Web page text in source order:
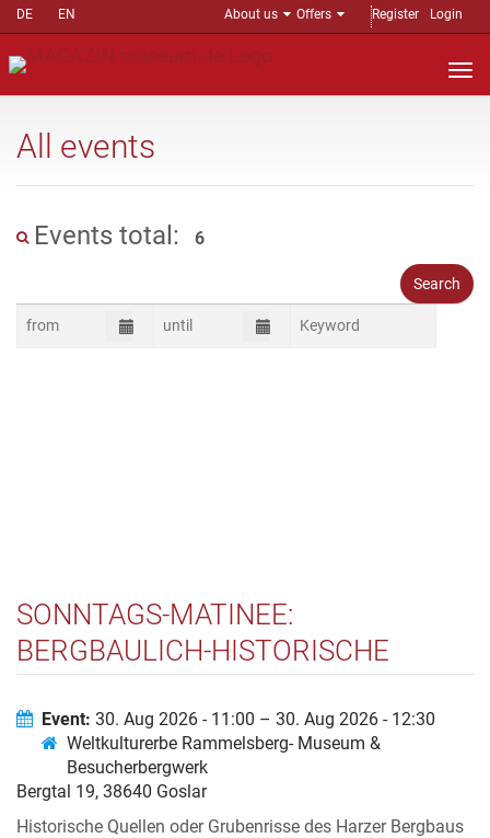
DE EN About us Offers Register Login
All events
Events total: 6
SONNTAGS-MATINEE:
BERGBAULICH-HISTORISCHE
SCHAFFEN VON HERMANN
KISSLING
Event: 30. Aug 2026 - 11:00 – 30. Aug 2026 - 12:30
Weltkulturerbe Rammelsberg- Museum &
Besucherbergwerk
Bergtal 19, 38640 Goslar
Historische Quellen oder Grubenrisse des Harzer Bergbaus